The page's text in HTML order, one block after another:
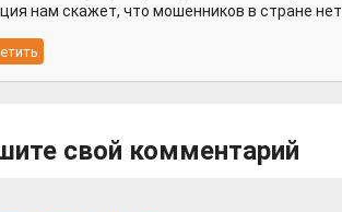
нам скажет, что мошенников в стране
свой комментарий